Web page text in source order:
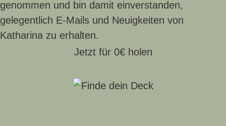
genommen und bin damit einverstanden,
gelegentlich E-Mails und Neuigkeiten von
Katharina zu erhalten.
Jetzt für 0€ holen